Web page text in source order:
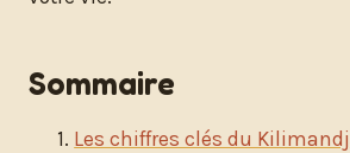
Sommaire
Les chiffres clés du